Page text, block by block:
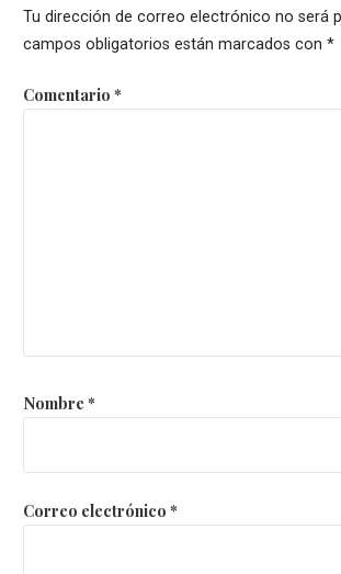
Tu dirección de correo electrónico no será
campos obligatorios están marcados con *
Comentario *
Nombre *
Correo electrónico *